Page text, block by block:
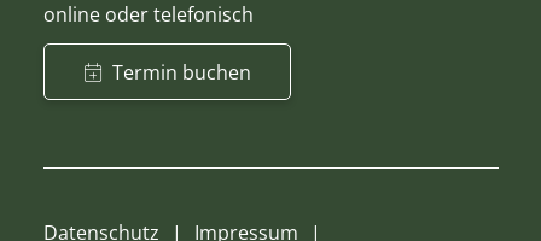
online oder telefonisch
Termin buchen
Datenschutz Impressum